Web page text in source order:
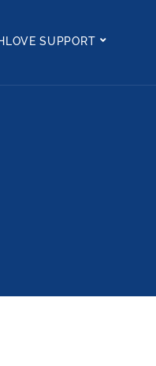
SUPPORT